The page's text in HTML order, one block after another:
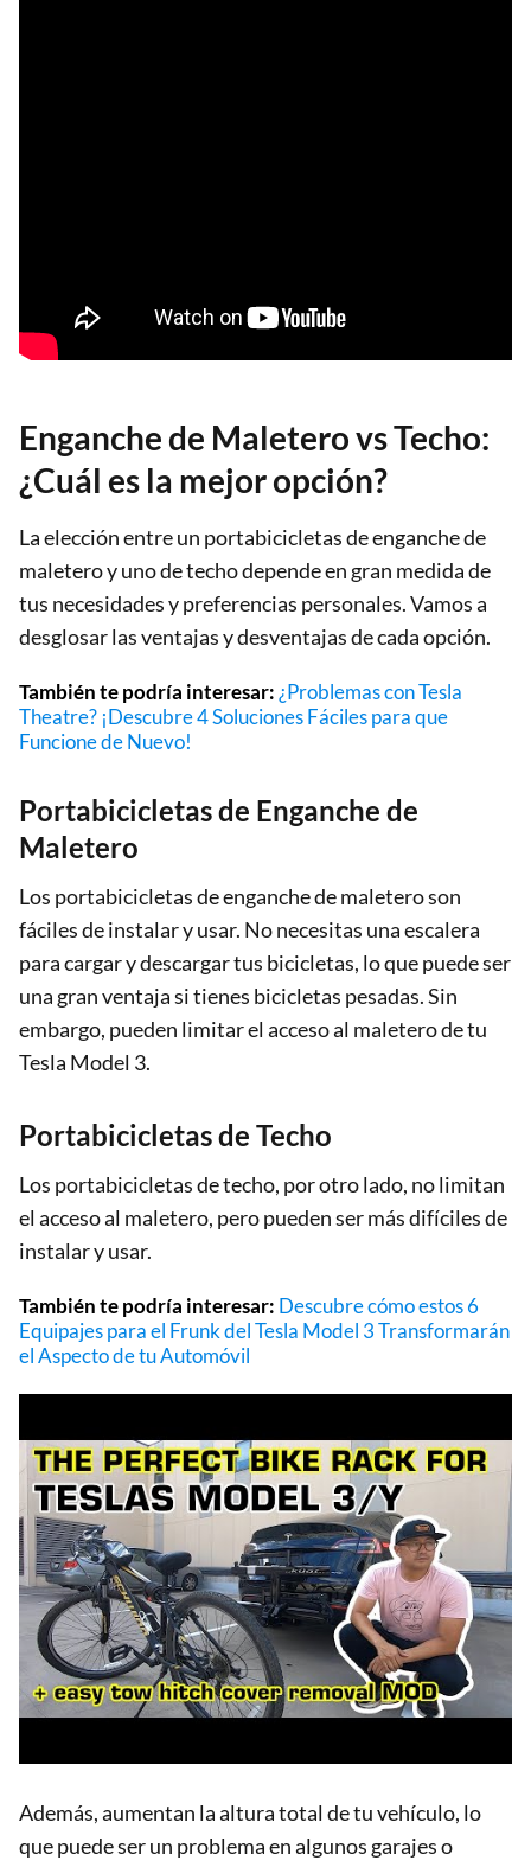
Enganche de Maletero vs Techo:
¿Cuál es la mejor opción?
La elección entre un portabicicletas de enganche de
maletero y uno de techo depende en gran medida de
tus necesidades y preferencias personales. Vamos a
desglosar las ventajas y desventajas de cada opción.
También te podría interesar:¿Problemas con Tesla
Theatre? ¡Descubre 4 Soluciones Fáciles para que
Funcione de Nuevo!
Portabicicletas de Enganche de
Maletero
Los portabicicletas de enganche de maletero son
fáciles de instalar y usar. No necesitas una escalera
para cargar y descargar tus bicicletas, lo que puede ser
una gran ventaja si tienes bicicletas pesadas. Sin
embargo, pueden limitar el acceso al maletero de tu
Tesla Model 3.
Portabicicletas de Techo
Los portabicicletas de techo, por otro lado, no limitan
el acceso al maletero, pero pueden ser más difíciles de
instalar y usar.
También te podría interesar: Descubre cómo estos 6
Equipajes para el Frunk del Tesla Model 3 Transformarán
el Aspecto de tu Automóvil
Además, aumentan la altura total de tu vehículo, lo
que puede ser un problema en algunos garajes o